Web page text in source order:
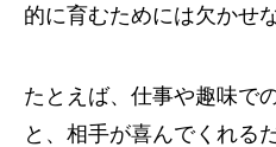
的に育むためには欠かせ
たとえば、仕事や趣味で
と、相手が喜んでくれる